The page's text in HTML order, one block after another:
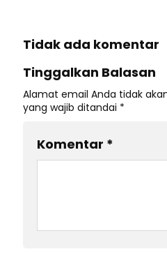
Tidak ada komentar
Tinggalkan Balasan
Alamat email Anda tidak
yang wajib ditandai *
Komentar *